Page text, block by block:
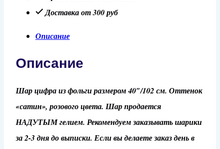
сатин
Доставка от 300 руб
Описание
Описание
Шар цифра из фольги размером 40″/102 см. Оттенок
«сатин», розового цвета. Шар продается
НАДУТЫМ гелием. Рекомендуем заказывать шарики
за 2-3 дня до выписки. Если вы делаете заказ день в